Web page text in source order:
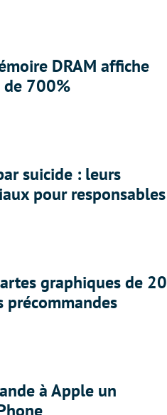
DRAM affiche
de 700%
suicide : leurs
pour responsables
graphiques de 20
précommandes
à Apple un